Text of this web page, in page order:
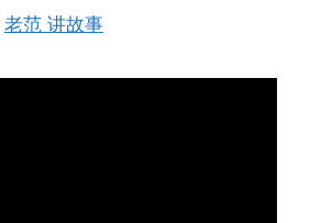
老范 讲故事